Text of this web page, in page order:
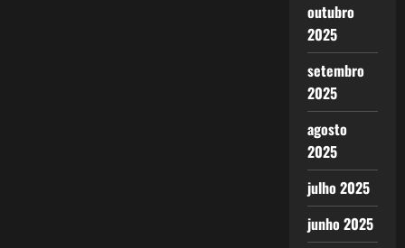
outubro
2025
setembro
2025
agosto
2025
julho 2025
junho 2025